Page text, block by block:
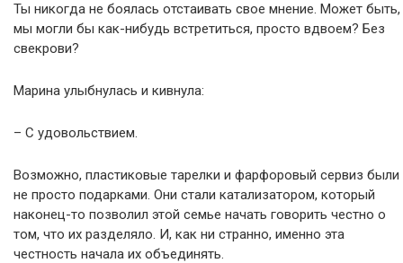
Ты никогда не боялась отстаивать свое мнение. Может быть,
мы могли бы как-нибудь встретиться, просто вдвоем? Без
свекрови?
Марина улыбнулась и кивнула:
– С удовольствием.
Возможно, пластиковые тарелки и фарфоровый сервиз были
не просто подарками. Они стали катализатором, который
наконец-то позволил этой семье начать говорить честно о
том, что их разделяло. И, как ни странно, именно эта
честность начала их объединять.